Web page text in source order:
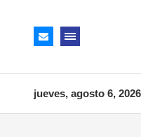
jueves, agosto 6, 2026